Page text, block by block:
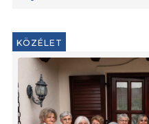
KÖZÉLET